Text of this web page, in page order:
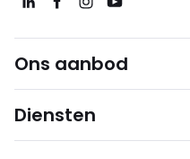
Ons aanbod
Diensten